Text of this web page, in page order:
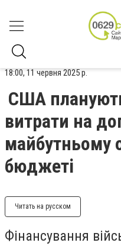
18:00, 11 червня 2025 р.
США
витрати на
майбутньому
бюджеті
Читать на русском
Фінансування